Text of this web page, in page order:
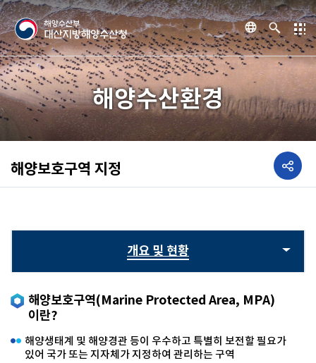
해양수산환경
해양보호구역 지정
개요 및 현황
해양보호구역(Marine Protected Area, MPA)
이란?
해양생태계 및 해양경관 등이 우수하고 특별히 보전할 필요가
있어 국가 또는 지자체가 지정하여 관리하는 구역